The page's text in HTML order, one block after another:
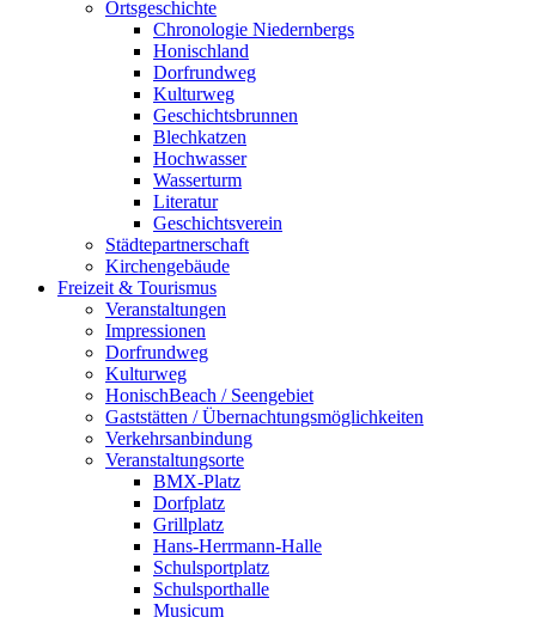
Ortsgeschichte
Chronologie Niedernbergs
Honischland
Dorfrundweg
Kulturweg
Geschichtsbrunnen
Blechkatzen
Hochwasser
Wasserturm
Literatur
Geschichtsverein
Städtepartnerschaft
Kirchengebäude
Freizeit & Tourismus
Veranstaltungen
Impressionen
Dorfrundweg
Kulturweg
HonischBeach / Seengebiet
Gaststätten / Übernachtungsmöglichkeiten
Verkehrsanbindung
Veranstaltungsorte
BMX-Platz
Dorfplatz
Grillplatz
Hans-Herrmann-Halle
Schulsportplatz
Schulsporthalle
Musicum